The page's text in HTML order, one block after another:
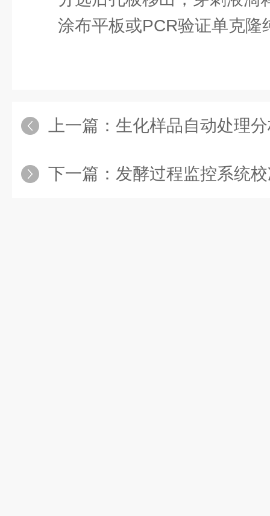
涂布平板或PCR验证单克隆
上一篇： 生化样品自动处理
下一篇： 发酵过程监控系统校准